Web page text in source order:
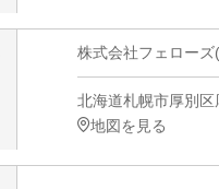
株式会社フェロー
北海道札幌市厚別
地図を見る